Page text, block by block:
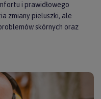
i prawidłowego
zmiany pieluszki, ale
skórnych oraz